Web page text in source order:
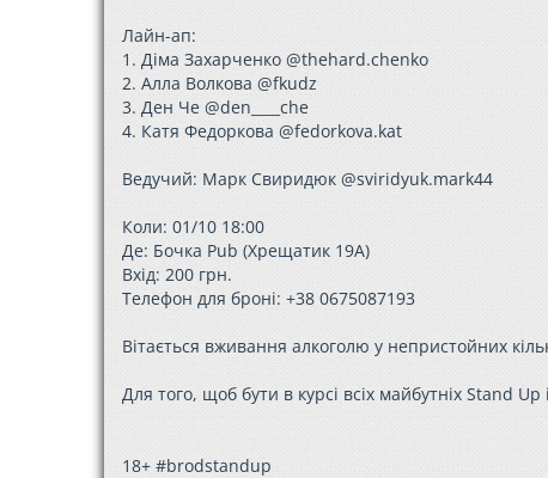
Лайн-ап:
1. Діма Захарченко @thehard.chenko
2. Алла Волкова @fkudz
3. Ден Че @den____che
4. Катя Федоркова @fedorkova.kat
Ведучий: Марк Свиридюк @sviridyuk.mark44
Коли: 01/10 18:00
Де: Бочка Pub (Хрещатик 19А)
Вхід: 200 грн.
Телефон для броні: +38 0675087193
Вітається вживання алкоголю у непристойних
Для того, щоб бути в курсі всіх майбутніх Stand
18+ #brodstandup